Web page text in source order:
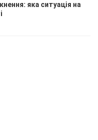
яка ситуація на